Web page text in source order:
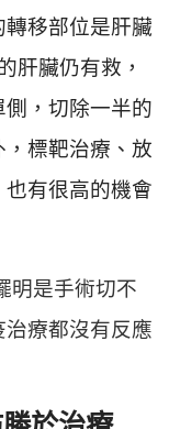
移部位是肝臟
肝臟仍有救，
，切除一半的
標靶治療、放
有很高的機會
明是手術切不
療都沒有反應